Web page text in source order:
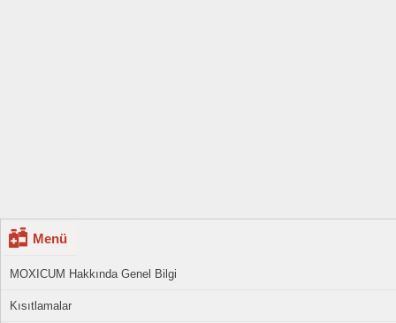
Menü
MOXICUM Hakkında Genel Bilgi
Kısıtlamalar